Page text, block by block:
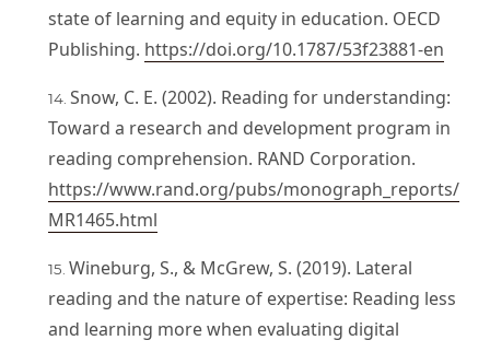
state of learning and equity in education. OECD
Publishing. https://doi.org/10.1787/53f23881-en
Snow, C. E. (2002). Reading for understanding:
Toward a research and development program in
reading comprehension. RAND Corporation.
https://www.rand.org/pubs/monograph_reports/
MR1465.html
Wineburg, S., & McGrew, S. (2019). Lateral
reading and the nature of expertise: Reading less
and learning more when evaluating digital